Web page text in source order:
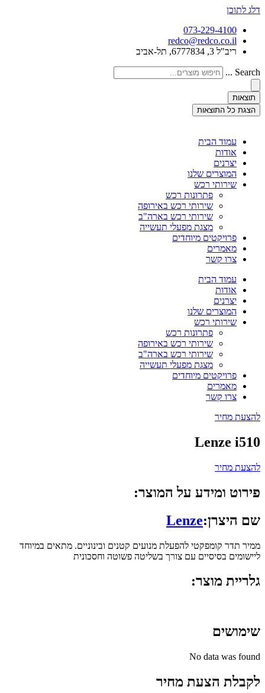
דלג לתוכן
073-229-4100
redco@redco.co.il
ריב"ל 3, 6777834, תל-אביב
Search ...
תוצאות
הצגת כל התוצאות
עמוד הבית
אודות
יצרנים
המוצרים שלנו
שירותי רכש
פתרונות רכש
שירותי רכש באירופה
שירותי רכש בארה"ב
מצגת מפעלי תעשייה
פרויקטים מיוחדים
מאמרים
צרו קשר
עמוד הבית
אודות
יצרנים
המוצרים שלנו
שירותי רכש
פתרונות רכש
שירותי רכש באירופה
שירותי רכש בארה"ב
מצגת מפעלי תעשייה
פרויקטים מיוחדים
מאמרים
צרו קשר
להצעת מחיר
Lenze i510
להצעת מחיר
פירוט ומידע על המוצר:
שם היצרן:Lenze
ממיר תדר קומפקטי להפעלת מנועים קטנים ובינוניים. מתאים במיוחד
ליישומים בסיסיים עם צורך בשליטה פשוטה וחסכונית
גלריית מוצר:
שימושים
No data was found
לקבלת הצעת מחיר